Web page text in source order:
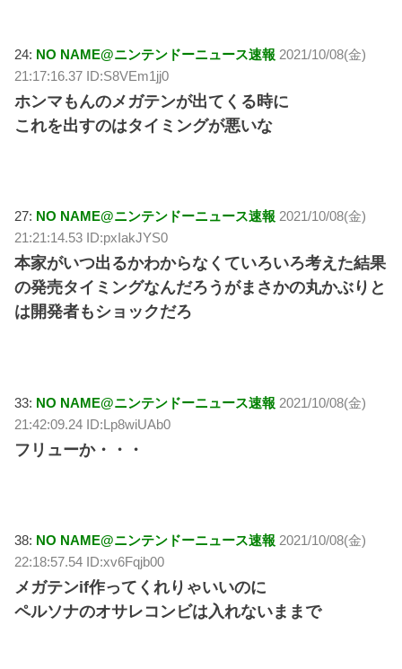
24: NO NAME@ニンテンドーニュース速報 2021/10/08(金)
21:17:16.37 ID:S8VEm1jj0
ホンマもんのメガテンが出てくる時に
これを出すのはタイミングが悪いな
27: NO NAME@ニンテンドーニュース速報 2021/10/08(金)
21:21:14.53 ID:pxIakJYS0
本家がいつ出るかわからなくていろいろ考えた結果
の発売タイミングなんだろうがまさかの丸かぶりと
は開発者もショックだろ
33: NO NAME@ニンテンドーニュース速報 2021/10/08(金)
21:42:09.24 ID:Lp8wiUAb0
フリューか・・・
38: NO NAME@ニンテンドーニュース速報 2021/10/08(金)
22:18:57.54 ID:xv6Fqjb00
メガテンif作ってくれりゃいいのに
ペルソナのオサレコンビは入れないままで